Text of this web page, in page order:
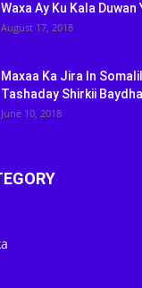
Waxa Ay Ku Kala Duwan
August 17, 2018
Maxaa Ka Jira In
Tashaday Shirkii
June 10, 2018